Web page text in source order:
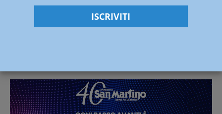
L’Assigeco Piacenza vince 82-46